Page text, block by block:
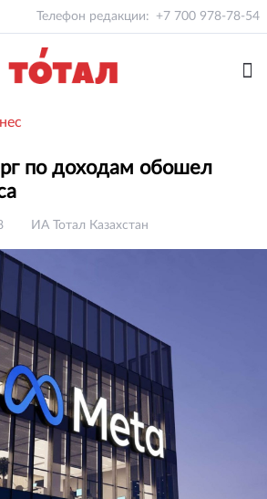
Телефон редакции: +7 700 978-78-54
по доходам обошел
ИА Тотал Казахстан